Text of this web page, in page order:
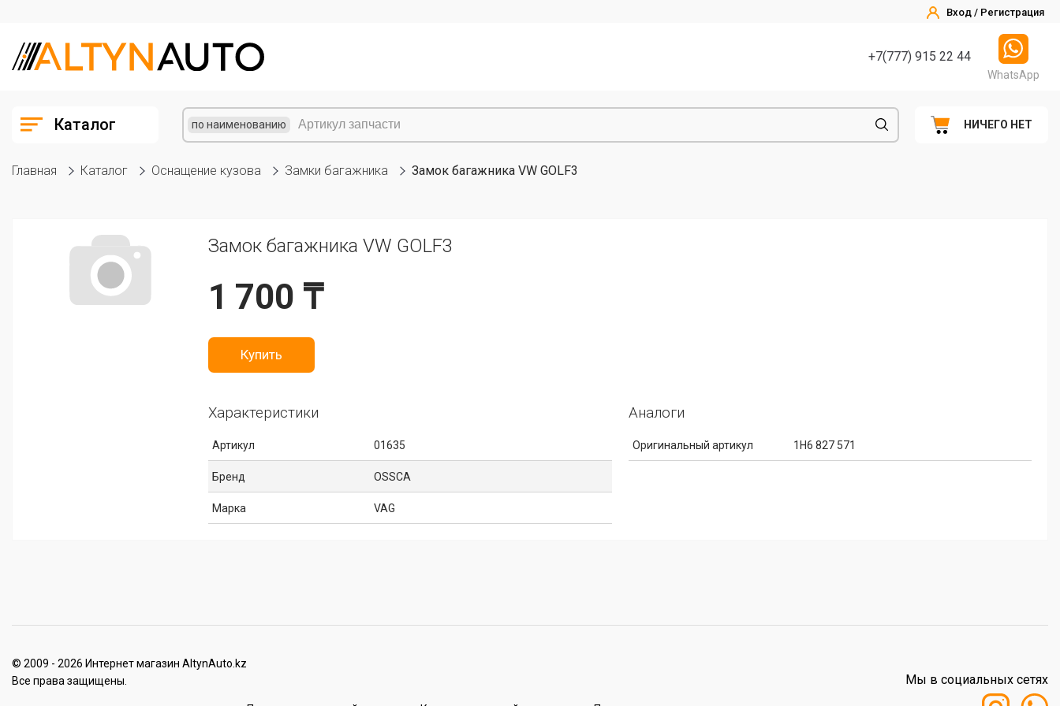
Вход / Регистрация
+7(777) 915 22 44
WhatsApp
Каталог по наименованию НИЧЕГО НЕТ
Главная Каталог Оснащение кузова Замки багажника Замок багажника VW GOLF3
Замок багажника VW GOLF3
1 700 ₸
Купить
Характеристики
Артикул 01635
Бренд OSSCA
Марка VAG
Аналоги
Оригинальный артикул 1H6 827 571
© 2009 - 2026 Интернет магазин AltynAuto.kz
Все права защищены.
Мы в социальных сетях